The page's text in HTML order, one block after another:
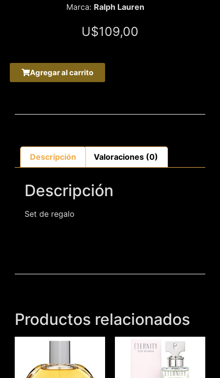
Marca: Ralph Lauren
U$109,00
Agregar al carrito
Descripción Valoraciones (0)
Descripción
Set de regalo
Productos relacionados